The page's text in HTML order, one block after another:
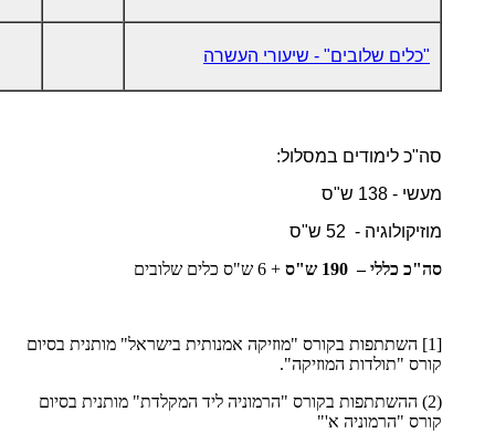
"כלים שלובים" - שיעורי העשרה
סה"כ לימודים במסלול:
מעשי - 138 ש"ס
מוזיקולוגיה - 52 ש"ס
סה"כ כללי – 190 ש"ס
+ 6 ש"ס כלים שלובים
[1] השתתפות בקורס "מוזיקה אמנותית בישראל" מותנית בסיום
קורס "תולדות המוזיקה".
(2) ההשתתפות בקורס "הרמוניה ליד המקלדת" מותנית בסיום
קורס "הרמוניה א'"